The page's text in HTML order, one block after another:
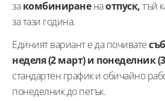
закомбинираненаотпуск,тъй
за тази година.
Единият вариант е да почивате
неделя (2 март) и понеделник
стандартен график и обичайно
понеделник до петък.